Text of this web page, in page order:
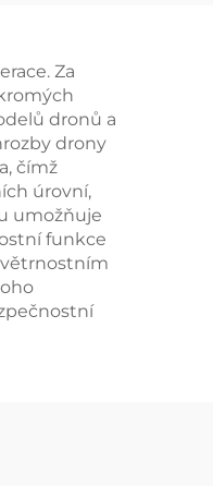
Za
dronů a
drony
čímž
úrovní,
umožňuje
funkce